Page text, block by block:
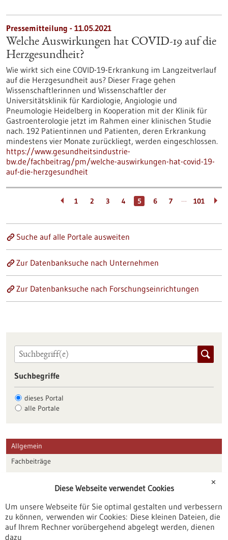
Pressemitteilung - 11.05.2021
Welche Auswirkungen hat COVID-19 auf die
Herzgesundheit?
Wie wirkt sich eine COVID-19-Erkrankung im Langzeitverlauf
auf die Herzgesundheit aus? Dieser Frage gehen
Wissenschaftlerinnen und Wissenschaftler der
Universitätsklinik für Kardiologie, Angiologie und
Pneumologie Heidelberg in Kooperation mit der Klinik für
Gastroenterologie jetzt im Rahmen einer klinischen Studie
nach. 192 Patientinnen und Patienten, deren Erkrankung
mindestens vier Monate zurückliegt, werden eingeschlossen.
https://www.gesundheitsindustrie-
bw.de/fachbeitrag/pm/welche-auswirkungen-hat-covid-19-
auf-die-herzgesundheit
1 2 3 4 5 6 7 … 101
Suche auf alle Portale ausweiten
Zur Datenbanksuche nach Unternehmen
Zur Datenbanksuche nach Forschungseinrichtungen
Suchbegriffe
dieses Portal
alle Portale
Allgemein
Fachbeiträge
Veranstaltungen
Erscheinungsdatum
✕
Diese Webseite verwendet Cookies
Um unsere Webseite für Sie optimal gestalten und verbessern
zu können, verwenden wir Cookies: Diese kleinen Dateien, die
auf Ihrem Rechner vorübergehend abgelegt werden, dienen
dazu